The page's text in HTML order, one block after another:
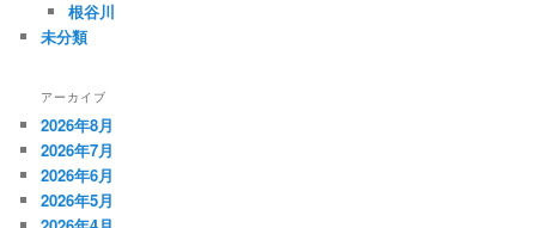
根谷川
未分類
アーカイブ
2026年8月
2026年7月
2026年6月
2026年5月